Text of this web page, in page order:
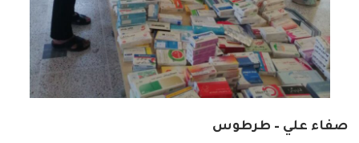
صفاء علي – طرطوس